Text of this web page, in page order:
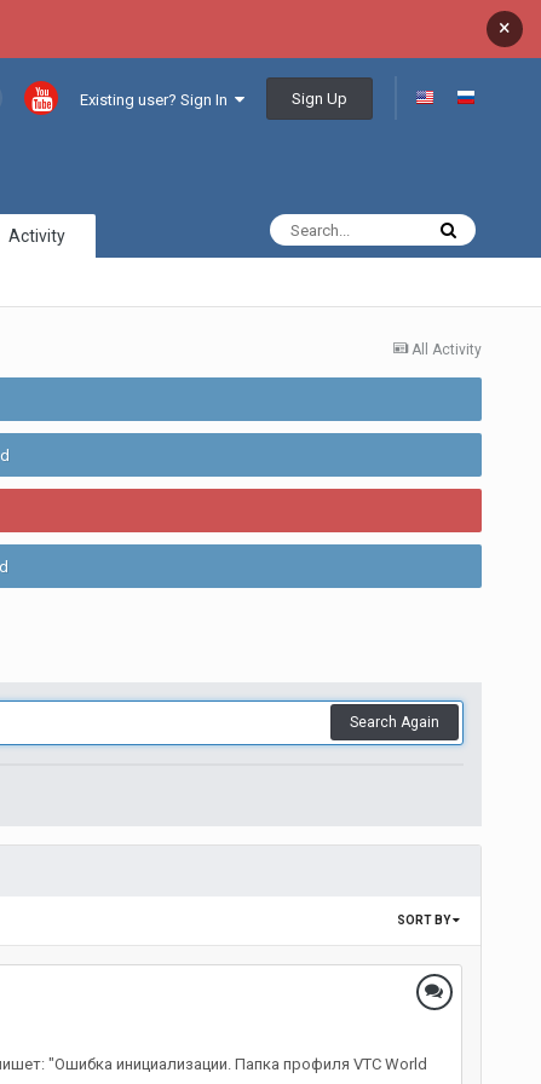
×
Existing user? Sign In Sign Up
Activity
All Activity
Search Again
SORT BY
"Ошибка инициализации. Папка профиля VTC World